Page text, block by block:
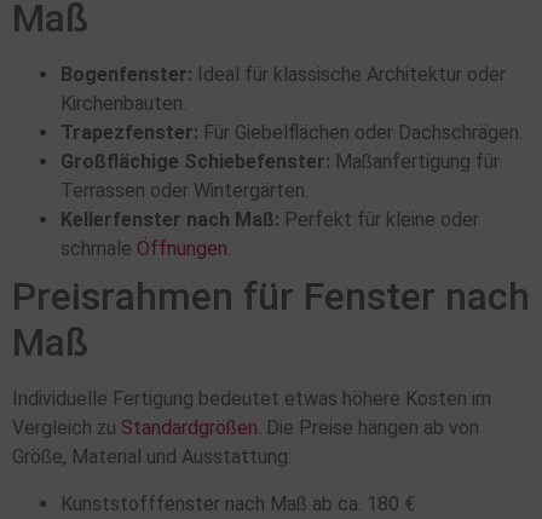
Maß
Bogenfenster: Ideal für klassische Architektur oder
Kirchenbauten.
Trapezfenster: Für Giebelflächen oder Dachschrägen.
Großflächige Schiebefenster: Maßanfertigung für
Terrassen oder Wintergärten.
Kellerfenster nach Maß: Perfekt für kleine oder
schmale Öffnungen.
Preisrahmen für Fenster nach
Maß
Individuelle Fertigung bedeutet etwas höhere Kosten im
Vergleich zu Standardgrößen. Die Preise hängen ab von
Größe, Material und Ausstattung:
Kunststofffenster nach Maß ab ca. 180 €